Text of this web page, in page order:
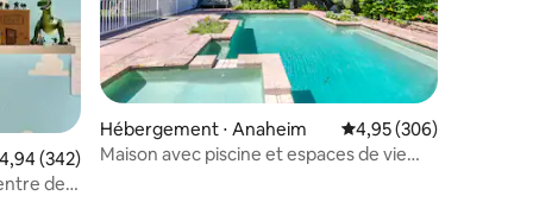
moyenne sur la base de 342 commentaires : 4,94 sur 5
4,94 (342)
des
Hébergement ⋅ Anaheim Évaluation moyenne
4,95 (306)
Maison avec piscine et espaces de vie